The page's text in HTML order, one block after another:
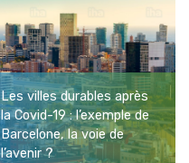
Les villes durables après
la Covid-19 : l’exemple de
Barcelone, la voie de
l’avenir ?